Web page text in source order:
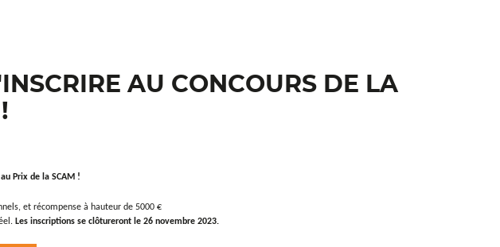
AU CONCOURS DE LA
Prix de la SCAM !
et récompense à hauteur de 5000 €
Les inscriptions se clôtureront le 26 novembre 2023.